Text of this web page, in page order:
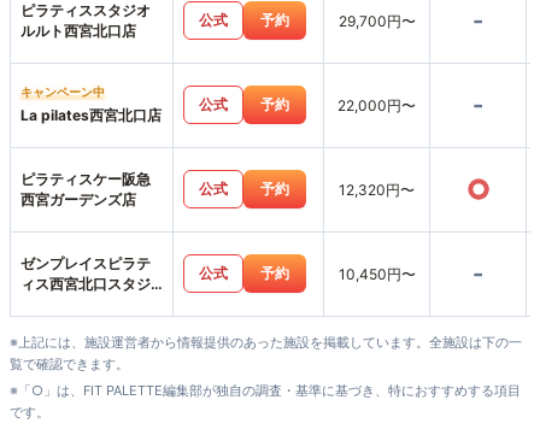
ピラティススタジオ
ルルト西宮北口店
公式 予約 29,700円〜 -
キャンペーン中
La pilates西宮北口店
公式 予約 22,000円〜 -
ピラティスケー阪急
西宮ガーデンズ店
公式 予約 12,320円〜 ○
ゼンプレイスピラテ
ィス西宮北口スタジ
公式 予約 10,450円〜 -
※上記には、施設運営者から情報提供のあった施設を掲載しています。全施設は下の一
覧で確認できます。
※「○」は、FIT PALETTE編集部が独自の調査・基準に基づき、特におすすめする項目
です。